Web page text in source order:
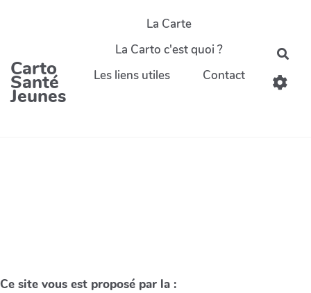
Carto
Santé
Jeunes
La Carte
La Carto c'est quoi ?
Les liens utiles
Contact
Ce site vous est proposé par la :